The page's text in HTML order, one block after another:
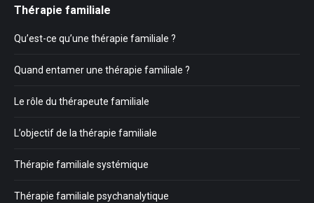
Thérapie familiale
Qu’est-ce qu’une thérapie familiale ?
Quand entamer une thérapie familiale ?
Le rôle du thérapeute familiale
L’objectif de la thérapie familiale
Thérapie familiale systémique
Thérapie familiale psychanalytique